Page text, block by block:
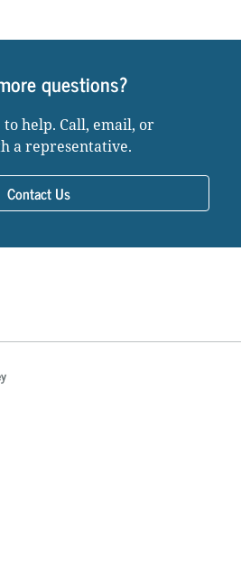
questions?
to help. Call, email, or
a representative.
Contact Us